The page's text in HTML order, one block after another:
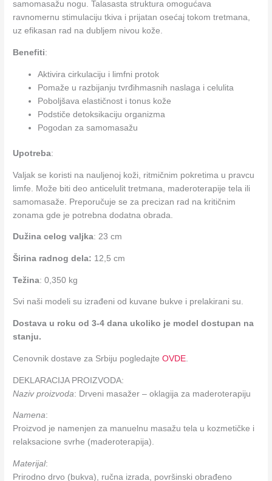
samomasažu nogu. Talasasta struktura omogućava
ravnomernu stimulaciju tkiva i prijatan osećaj tokom tretmana,
uz efikasan rad na dubljem nivou kože.
Benefiti:
Aktivira cirkulaciju i limfni protok
Pomaže u razbijanju tvrđihmasnih naslaga i celulita
Poboljšava elastičnost i tonus kože
Podstiče detoksikaciju organizma
Pogodan za samomasažu
Upotreba:
Valjak se koristi na nauljenoj koži, ritmičnim pokretima u pravcu
limfe. Može biti deo anticelulit tretmana, maderoterapije tela ili
samomasaže. Preporučuje se za precizan rad na kritičnim
zonama gde je potrebna dodatna obrada.
Dužina celog valjka: 23 cm
Širina radnog dela: 12,5 cm
Težina: 0,350 kg
Svi naši modeli su izrađeni od kuvane bukve i prelakirani su.
Dostava u roku od 3-4 dana ukoliko je model dostupan na
stanju.
Cenovnik dostave za Srbiju pogledajteOVDE
DEKLARACIJA PROIZVODA:
Naziv proizvoda: Drveni masažer – oklagija za maderoterapiju
Namena:
Proizvod je namenjen za manuelnu masažu tela u kozmetičke i
relaksacione svrhe (maderoterapija).
Materijal:
Prirodno drvo (bukva), ručna izrada, površinski obrađeno